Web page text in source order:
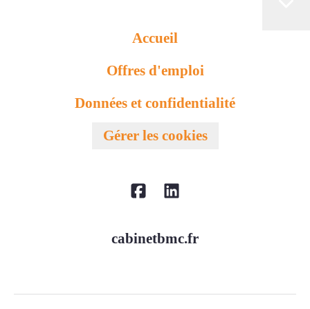
Accueil
Offres d'emploi
Données et confidentialité
Gérer les cookies
cabinetbmc.fr